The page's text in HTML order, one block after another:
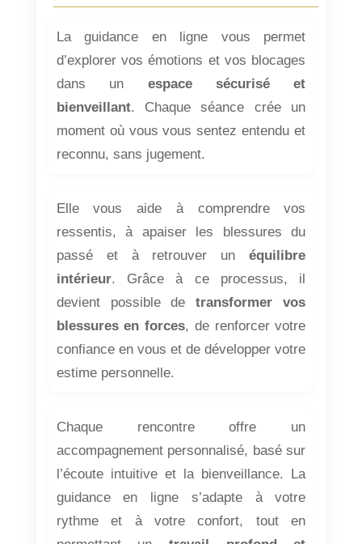
La guidance en ligne vous permet
d’explorer vos émotions et vos blocages
dans un espace sécurisé et
bienveillant. Chaque séance crée un
moment où vous vous sentez entendu et
reconnu, sans jugement.
Elle vous aide à comprendre vos
ressentis, à apaiser les blessures du
passé et à retrouver unéquilibre
intérieur. Grâce à ce processus, il
devient possible detransformer vos
blessures en forces, de renforcer votre
confiance en vous et de développer votre
estime personnelle.
Chaque rencontre offre un
accompagnement personnalisé, basé sur
l’écoute intuitive et la bienveillance. La
guidance en ligne s’adapte à votre
rythme et à votre confort, tout en